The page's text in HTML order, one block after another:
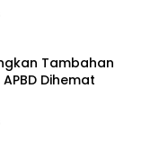
Tambahan
Dihemat